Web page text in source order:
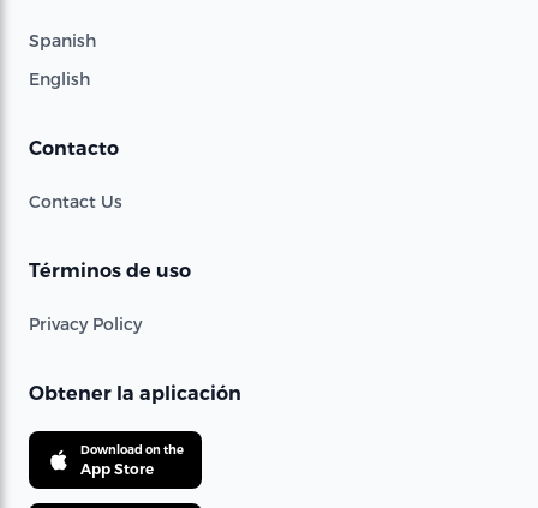
Spanish
English
Contacto
Contact Us
Términos de uso
Privacy Policy
Obtener la aplicación
Download on the
App Store